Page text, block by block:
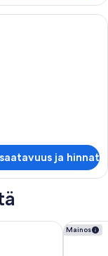
jossa on puinen
ja hinnat
Mainos
Studio 6